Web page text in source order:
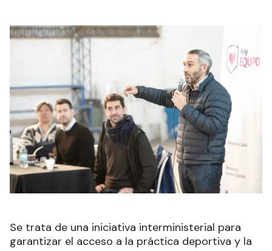
Se trata de una iniciativa interministerial para
garantizar el acceso a la práctica deportiva y la